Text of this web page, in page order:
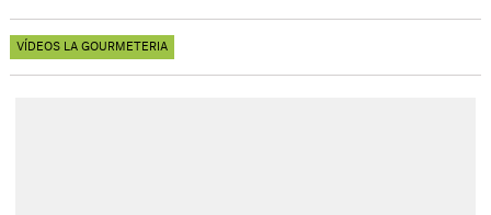
VÍDEOS LA GOURMETERIA